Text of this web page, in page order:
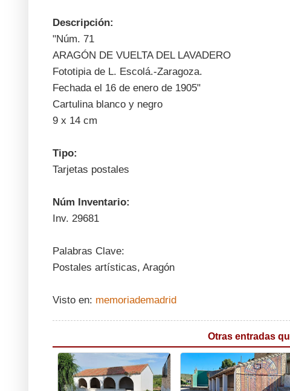
Descripción:
"Núm. 71
ARAGÓN DE VUELTA DEL LAVADERO
Fototipia de L. Escolá.-Zaragoza.
Fechada el 16 de enero de 1905"
Cartulina blanco y negro
9 x 14 cm
Tipo:
Tarjetas postales
Núm Inventario:
Inv. 29681
Palabras Clave:
Postales artísticas, Aragón
Visto en: memoriademadrid
Otras entradas